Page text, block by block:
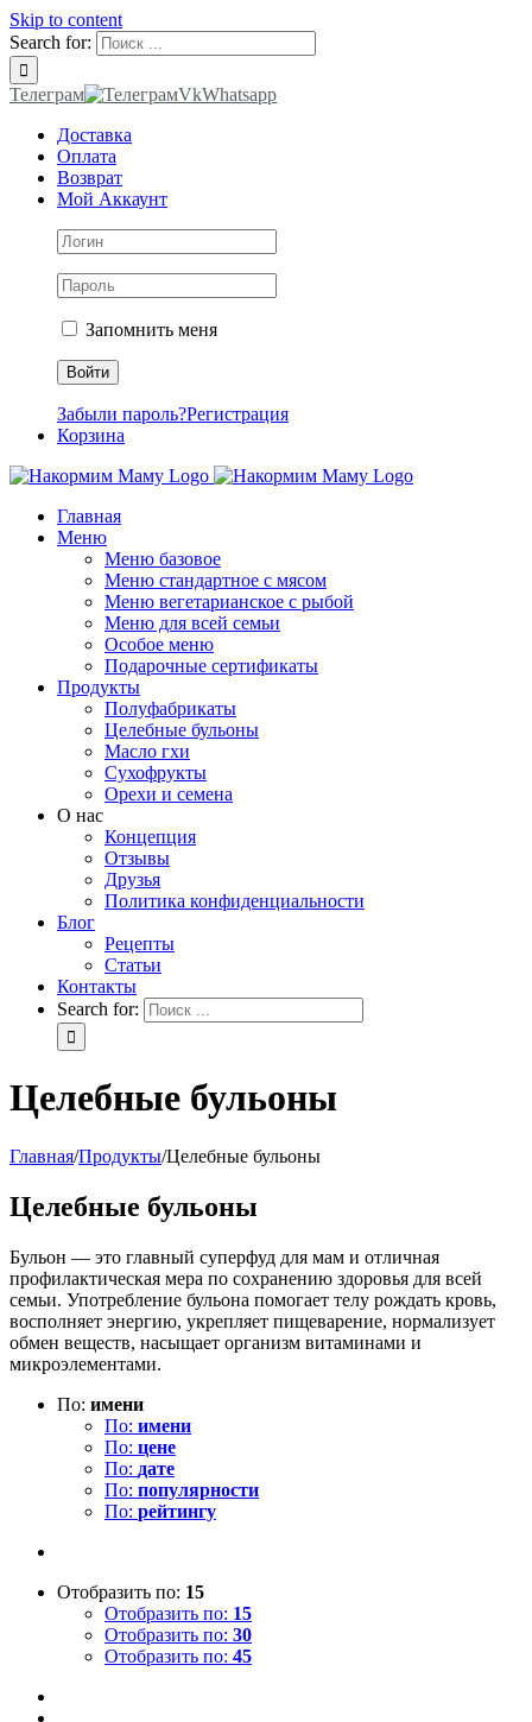
Skip to content
Search for:
Телеграм VkWhatsapp
Доставка
Оплата
Возврат
Мой Аккаунт
Запомнить меня
Забыли пароль?Регистрация
Корзина
Главная
Меню
Меню базовое
Меню стандартное с мясом
Меню вегетарианское с рыбой
Меню для всей семьи
Особое меню
Подарочные сертификаты
Продукты
Полуфабрикаты
Целебные бульоны
Масло гхи
Сухофрукты
Орехи и семена
О нас
Концепция
Отзывы
Друзья
Политика конфиденциальности
Блог
Рецепты
Статьи
Контакты
Search for:
Целебные бульоны
Главная/Продукты/Целебные бульоны
Целебные бульоны
Бульон — это главный суперфуд для мам и отличная
профилактическая мера по сохранению здоровья для всей
семьи. Употребление бульона помогает телу рождать кровь,
восполняет энергию, укрепляет пищеварение, нормализует
обмен веществ, насыщает организм витаминами и
микроэлементами.
По: имени
По: имени
По: цене
По: дате
По: популярности
По: рейтингу
Отобразить по: 15
Отобразить по: 15
Отобразить по: 30
Отобразить по: 45